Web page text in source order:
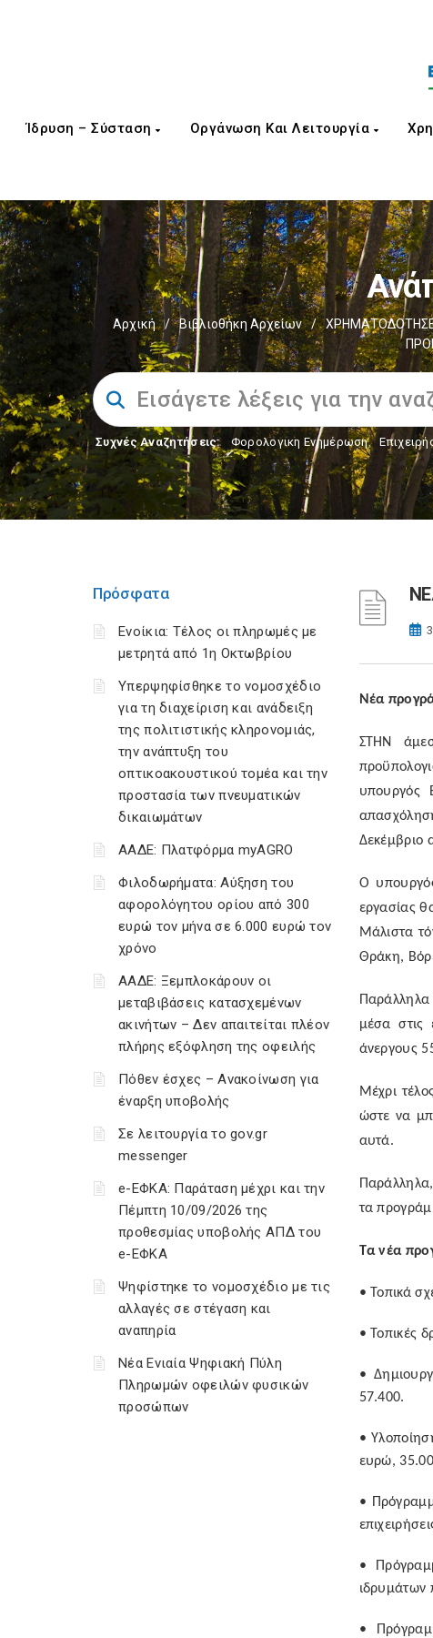
Ίδρυση – Σύσταση Οργάνωση Και Λειτουργία
Αρχική / Βιβλιοθήκη Αρχείων /
Συχνές Αναζητήσεις: Φορολογικη Ενημέρωση,
Πρόσφατα
Ενοίκια: Τέλος οι πληρωμές με
μετρητά από 1η Οκτωβρίου
Υπερψηφίσθηκε το νομοσχέδιο
για τη διαχείριση και ανάδειξη
της πολιτιστικής κληρονομιάς,
την ανάπτυξη του
οπτικοακουστικού τομέα και την
προστασία των πνευματικών
δικαιωμάτων
ΑΑΔΕ: Πλατφόρμα myAGRO
Φιλοδωρήματα: Αύξηση του
αφορολόγητου ορίου από 300
ευρώ τον μήνα σε 6.000 ευρώ τον
χρόνο
ΑΑΔΕ: Ξεμπλοκάρουν οι
μεταβιβάσεις κατασχεμένων
ακινήτων – Δεν απαιτείται πλέον
πλήρης εξόφληση της οφειλής
Πόθεν έσχες – Ανακοίνωση για
έναρξη υποβολής
Σε λειτουργία το gov.gr
messenger
e-ΕΦΚΑ: Παράταση μέχρι και την
Πέμπτη 10/09/2026 της
προθεσμίας υποβολής ΑΠΔ του
e-ΕΦΚΑ
Ψηφίστηκε το νομοσχέδιο με τις
αλλαγές σε στέγαση και
αναπηρία
Νέα Ενιαία Ψηφιακή Πύλη
Πληρωμών οφειλών φυσικών
προσώπων
Nέα
ΣTHN
υπουργός
Δεκέμβριο
Ο
εργασίας
Μάλιστα
Θράκη,
μέσα στις
άνεργους
Μέχρι
ώστε να
αυτά.
τα
Τα νέα
• Τοπικά
• Τοπικές
•
57.400.
•
ευρώ,
•
•
ιδρυμάτων
•